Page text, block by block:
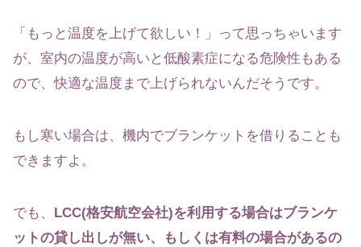
「もっと温度を上げて欲しい！」って思っちゃいます
が、室内の温度が高いと低酸素症になる危険性もある
ので、快適な温度まで上げられないんだそうです。
もし寒い場合は、機内でブランケットを借りることも
できますよ。
でも、 LCC(格安航空会社)を利用する場合はブランケ
ットの貸し出しが無い、もしくは有料の場合があるの